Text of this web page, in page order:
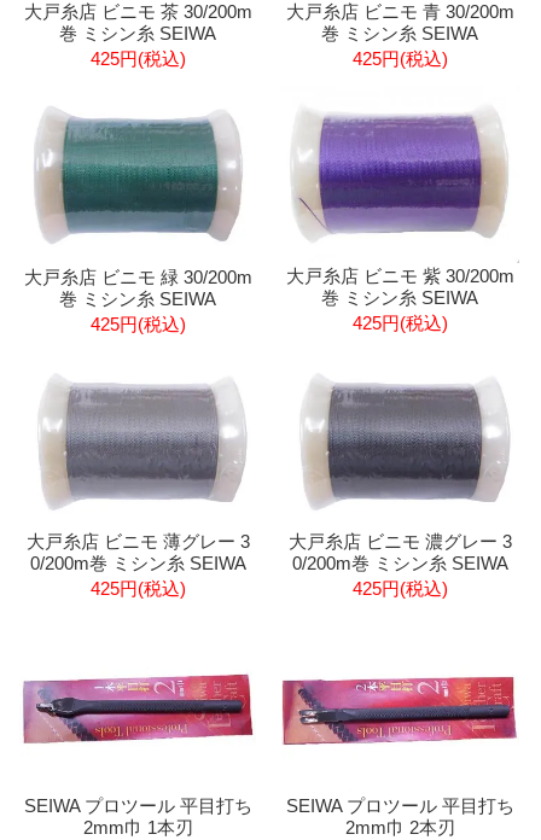
大戸糸店 ビニモ 茶 30/200m
巻 ミシン糸 SEIWA
425円(税込)
大戸糸店 ビニモ 青 30/200m
巻 ミシン糸 SEIWA
425円(税込)
大戸糸店 ビニモ 緑 30/200m
巻 ミシン糸 SEIWA
425円(税込)
大戸糸店 ビニモ 紫 30/200m
巻 ミシン糸 SEIWA
425円(税込)
大戸糸店 ビニモ 薄グレー 3
0/200m巻 ミシン糸 SEIWA
425円(税込)
大戸糸店 ビニモ 濃グレー 3
0/200m巻 ミシン糸 SEIWA
425円(税込)
SEIWA プロツール 平目打ち
2mm巾 1本刃
SEIWA プロツール 平目打ち
2mm巾 2本刃